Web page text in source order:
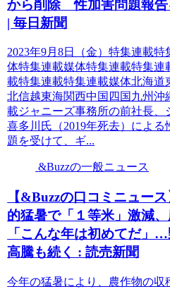
から削除 性加害問題報告
| 毎日新聞
2023年9月8日（金）特集連載特
体特集連載媒体特集連載特集連
載特集連載特集連載媒体北海道
北信越東海関西中国四国九州沖
載ジャニーズ事務所の前社長、
喜多川氏（2019年死去）による
題を受けて、ギ...
&Buzzの一般ニュース
【&Buzzの口コミニュー
的猛暑で「１等米」激減
「こんな年は初めてだ」
高騰も続く : 読売新聞
今年の猛暑により、農作物の収